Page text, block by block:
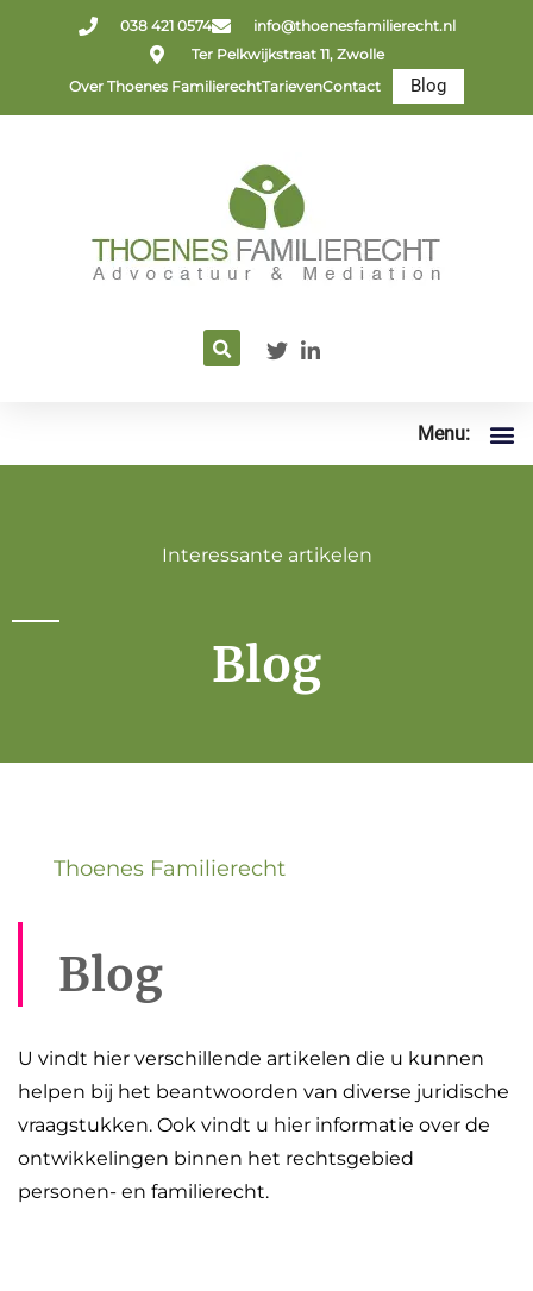
038 421 0574
info@thoenesfamilierecht.nl
Ter Pelkwijkstraat 11, Zwolle
Over Thoenes FamilierechtTarievenContact Blog
Menu:
Interessante artikelen
Blog
Thoenes Familierecht
Blog
U vindt hier verschillende artikelen die u kunnen
helpen bij het beantwoorden van diverse juridische
vraagstukken. Ook vindt u hier informatie over de
ontwikkelingen binnen het rechtsgebied
personen- en familierecht.